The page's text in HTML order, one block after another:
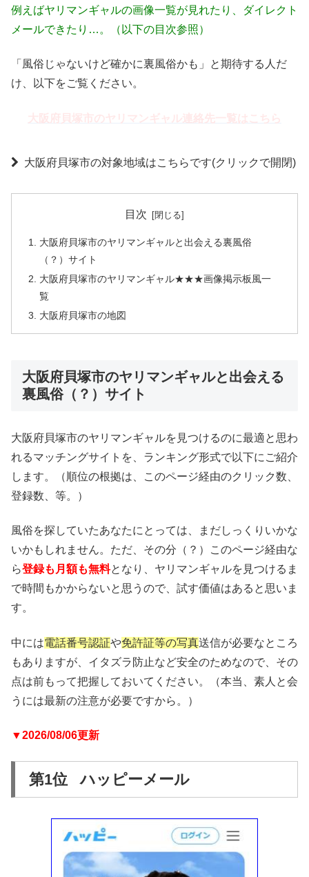
例えばヤリマンギャルの画像一覧が見れたり、ダイレクト
メールできたり…。（以下の目次参照）
「風俗じゃないけど確かに裏風俗かも」と期待する人だ
け、以下をご覧ください。
大阪府貝塚市の対象地域はこちらです(クリックで開閉)
目次
大阪府貝塚市のヤリマンギャルと出会える裏風俗
（？）サイト
大阪府貝塚市のヤリマンギャル★★★画像掲示板風一
覧
大阪府貝塚市の地図
大阪府貝塚市のヤリマンギャルと出会える
裏風俗（？）サイト
大阪府貝塚市のヤリマンギャルを見つけるのに最適と思わ
れるマッチングサイトを、ランキング形式で以下にご紹介
します。（順位の根拠は、このページ経由のクリック数、
登録数、等。）
風俗を探していたあなたにとっては、まだしっくりいかな
いかもしれません。ただ、その分（？）このページ経由な
ら登録も月額も無料となり、ヤリマンギャルを見つけるま
で時間もかからないと思うので、試す価値はあると思いま
す。
中には電話番号認証や免許証等の写真送信が必要なところ
もありますが、イタズラ防止など安全のためなので、その
点は前もって把握しておいてください。（本当、素人と会
うには最新の注意が必要ですから。）
▼2026/08/06更新
第1位 ハッピーメール